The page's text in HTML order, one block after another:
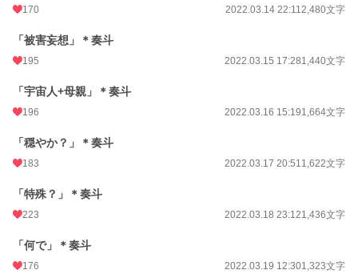
170 2022.03.14 22:112,480文字
「被害妄想」＊奏斗
195 2022.03.15 17:281,440文字
「宇宙人+母親」＊奏斗
196 2022.03.16 15:191,664文字
「穏やか？」＊奏斗
183 2022.03.17 20:511,622文字
「特殊？」＊奏斗
223 2022.03.18 23:121,436文字
「何で」＊奏斗
176 2022.03.19 12:301,323文字